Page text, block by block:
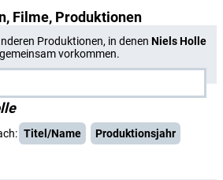
Filme, Produktionen
Produktionen, in denen Niels Holle
vorkommen.
Titel/Name
Produktionsjahr